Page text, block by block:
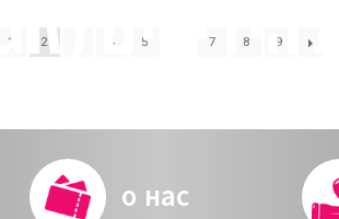
1 2 4 5 7 8 9
о нас